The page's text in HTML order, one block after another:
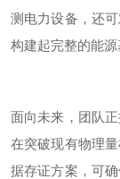
测电力设备，还
构建起完整的能源
面向未来，团队
在突破现有物理
据存证方案，可